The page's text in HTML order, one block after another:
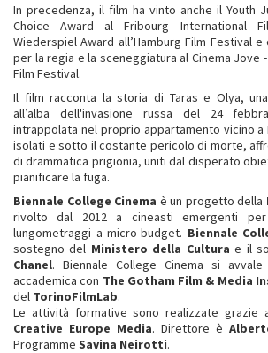
In precedenza, il film ha vinto anche il Youth
Choice Award al Fribourg International
Wiederspiel Award all’Hamburg Film Festival
per la regia e la sceneggiatura al Cinema Jove
Film Festival.
Il film racconta la storia di Taras e Olya,
all’alba dell'invasione russa del 24
intrappolata nel proprio appartamento vicino a
isolati e sotto il costante pericolo di morte,
di drammatica prigionia, uniti dal disperato
pianificare la fuga.
Biennale College Cinema è un progetto della
rivolto dal 2012 a cineasti emergenti
lungometraggi a micro-budget. Biennale
sostegno del Ministero della Cultura e il
Chanel. Biennale College Cinema si avvale
accademica con The Gotham Film & Media
del TorinoFilmLab.
Le attività formative sono realizzate grazie
Creative Europe Media. Direttore è
Programme Savina Neirotti.